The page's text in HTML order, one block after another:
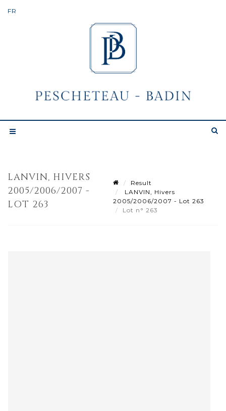
LANVIN, HIVERS
2005/2006/2007 -
LOT 263
Result
LANVIN, Hivers
2005/2006/2007 - Lot 263
Lot n° 263